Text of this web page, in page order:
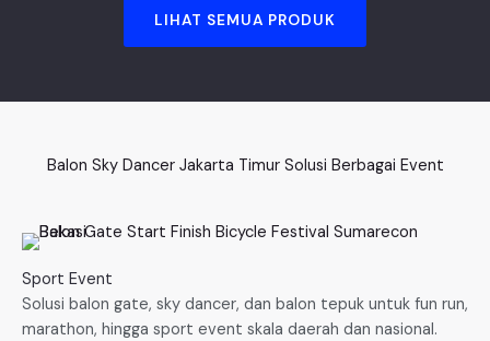
LIHAT SEMUA PRODUK
Balon Sky Dancer Jakarta Timur Solusi Berbagai Event
Sport Event
Solusi balon gate, sky dancer, dan balon tepuk untuk fun run,
marathon, hingga sport event skala daerah dan nasional.